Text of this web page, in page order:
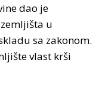
dao je
u
sa zakonom.
vlast krši